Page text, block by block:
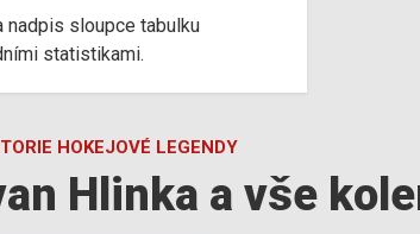
nadpis sloupce tabulku
statistikami.
HOKEJOVÉ LEGENDY
Hlinka a vše